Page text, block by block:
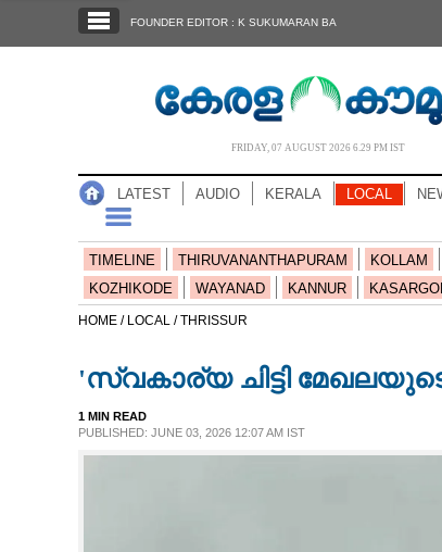
NOTIFIED NEWS
NEWS 360
FOUNDER EDITOR : K SUKUMARAN BA
FRIDAY, 07 AUGUST 2026 6.29 PM IST
LATEST AUDIO KERALA LOCAL
TIMELINE THIRUVANANTHAPURAM KOLLAM
KOZHIKODE
WAYANAD KANNUR
HOME / LOCAL /THRISSUR
'സ്വകാര്യ ചിട്ടി
1 MIN READ
PUBLISHED: JUNE 03, 2026 12:07 AM IST